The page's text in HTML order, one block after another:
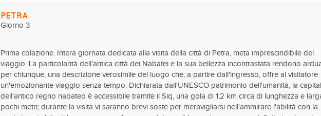
PETRA
Giorno 3
Prima colazione. Intera giornata dedicata alla visita della città di Petra, meta imprescindibile del
viaggio. La particolarità dell'antica città dei Nabatei e la sua bellezza incontrastata rendono
per chiunque, una descrizione verosimile del luogo che, a partire dall'ingresso, offre al visitatore
un'emozionante viaggio senza tempo. Dichiarata dall'UNESCO patrimonio dell'umanità, la
dell'antico regno nabateo è accessibile tramite il Siq, una gola di 1,2 km circa di lunghezza e
pochi metri; durante la visita vi saranno brevi soste per meravigliarsi nell'ammirare l'abilità con la